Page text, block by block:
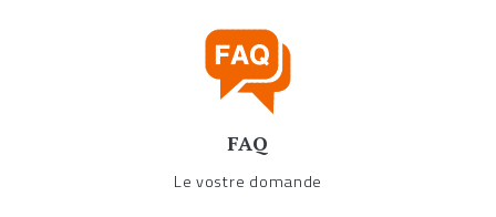
FAQ
Le vostre domande